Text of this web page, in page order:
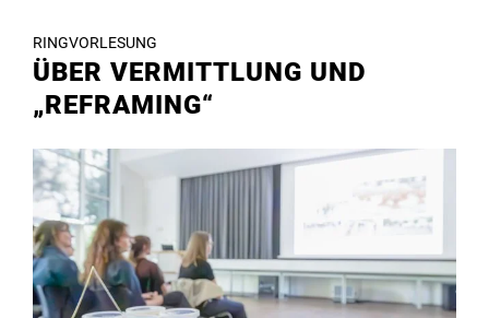
RINGVORLESUNG
ÜBER VERMITTLUNG UND
„REFRAMING“